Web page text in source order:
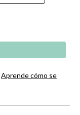
Aprende cómo se